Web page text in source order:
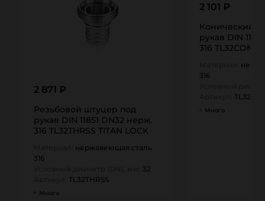
2 871 ₽
Резьбовой штуцер под
рукав DIN 11851 DN32 нерж.
316 TL32THRSS TITAN LOCK
нержавеющая сталь
316
32
TL32THRSS
Много
2 101 ₽
Конический
рукав DIN
316
316
Много